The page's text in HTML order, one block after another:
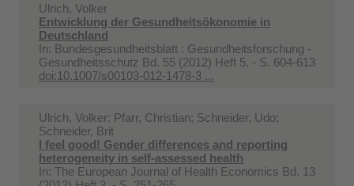
Ulrich, Volker
Entwicklung der Gesundheitsökonomie in
Deutschland
In: Bundesgesundheitsblatt : Gesundheitsforschung -
Gesundheitsschutz Bd. 55 (2012) Heft 5. - S. 604-613
doi:10.1007/s00103-012-1478-3 ...
Ulrich, Volker; Pfarr, Christian; Schneider, Udo;
Schneider, Brit
I feel good! Gender differences and reporting
heterogeneity in self-assessed health
In: The European Journal of Health Economics Bd. 13